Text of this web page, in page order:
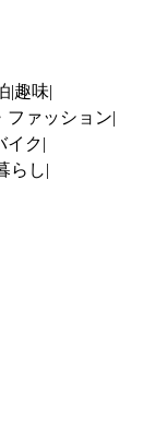
趣味
ファッション
イク
らし